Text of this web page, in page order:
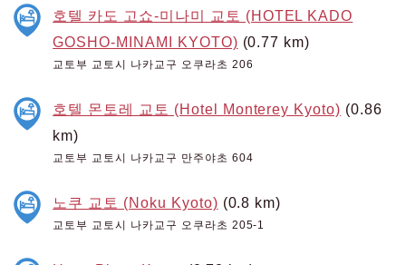
호텔 카도 고쇼-미나미 교토 (HOTEL KADO
GOSHO-MINAMI KYOTO) (0.77 km)
교토부 교토시 나카교구 오쿠라초 206
호텔 몬토레 교토 (Hotel Monterey Kyoto) (0.86
km)
교토부 교토시 나카교구 만주야초 604
노쿠 교토 (Noku Kyoto) (0.8 km)
교토부 교토시 나카교구 오쿠라초 205-1